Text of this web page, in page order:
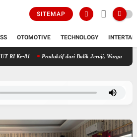
SITEMAP
OTOMOTIVE TECHNOLOGY
Ke-81 Produktif dari Balik Jeruji, Warga Binaan